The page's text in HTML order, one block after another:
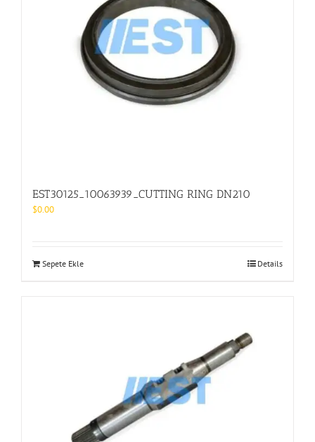
EST30125_10063939_CUTTING RING DN210
$0.00
Sepete Ekle Details